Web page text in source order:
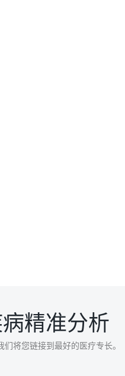
精准分析
将您链接到最好的医疗专长。